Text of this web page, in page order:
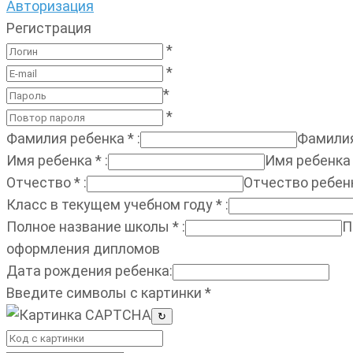
Авторизация
Регистрация
*
*
*
*
Фамилия ребенка * :
Имя ребенка * :
Имя ребенка
Отчество* :
Отчество
Класс в текущем учебном году* :
Полное название школы * :
оформления дипломов
Дата рождения ребенка:
Введите символы с картинки *
↻